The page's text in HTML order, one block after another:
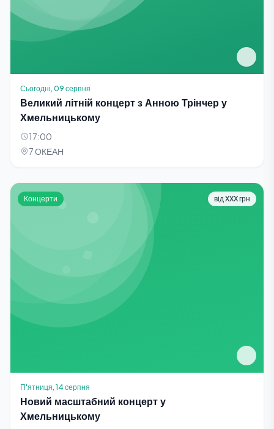
Сьогодні, 09 серпня
Великий літній концерт з Анною Трінчер у
Хмельницькому
17:00
7 ОКЕАН
Концерти від XXX грн
П'ятниця, 14 серпня
Новий масштабний концерт у
Хмельницькому